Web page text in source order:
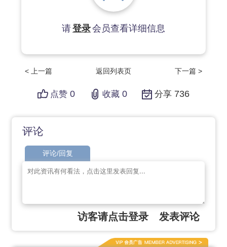
请登录会员查看详细信息
< 上一篇 返回列表页 下一篇 >
点赞 0 收藏 0 分享 736
评论
评论/回复
访客请点击登录 发表评论